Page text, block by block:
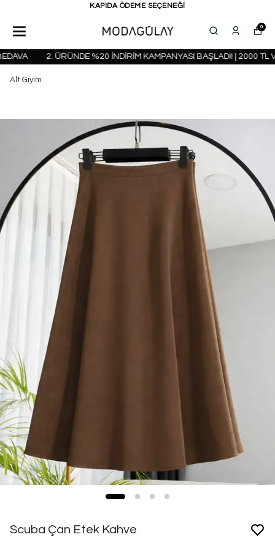
KAPIDA ÖDEME SEÇENEĞİ
0
2. ÜRÜNDE %20 İNDİRİM KAMPANYASI BAŞLADI! | 2000 TL VE
Alt Giyim
Scuba Çan Etek Kahve